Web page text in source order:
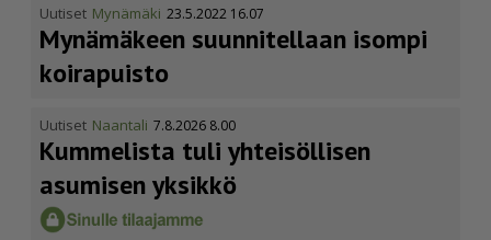
Uutiset Mynämäki 23.5.2022 16.07
Mynämäkeen suunnitellaan isompi
koirapuisto
Uutiset Naantali 7.8.2026 8.00
Kummelista tuli yhteisöllisen
asumisen yksikkö